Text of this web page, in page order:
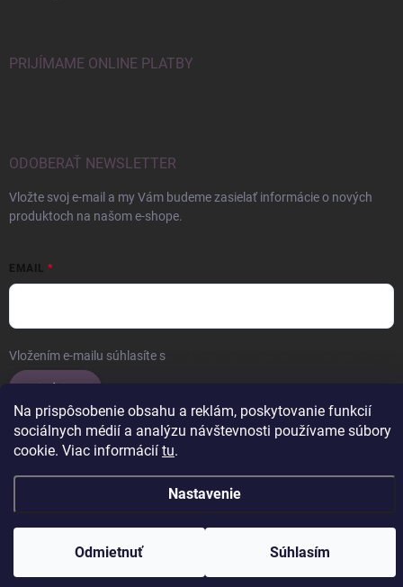
Na prispôsobenie obsahu a reklám, poskytovanie funkcií
sociálnych médií a analýzu návštevnosti používame súbory
cookie. Viac informácií tu.
Nastavenie
Odmietnuť Súhlasím
PRIJÍMAME ONLINE PLATBY
ODOBERAŤ NEWSLETTER
Vložte svoj e-mail a my Vám budeme zasielať informácie o nových
produktoch na našom e-shope.
EMAIL
Vložením e-mailu súhlasíte s
Copyright 2026ERROW. Všetky práva vyhradené.Upraviť nastavenie
cookies